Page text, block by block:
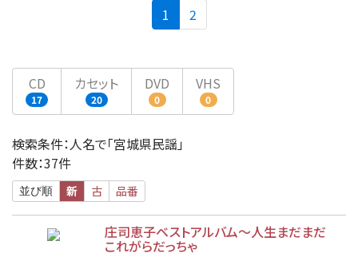
1 (current)
2
CD
17
カセット
20
DVD
0
VHS
0
検索条件：人名で「宮城県民謡」
件数：37件
並び順 新 古 品番
庄司恵子ベストアルバム～人生まだまだ
これがらだっちゃ